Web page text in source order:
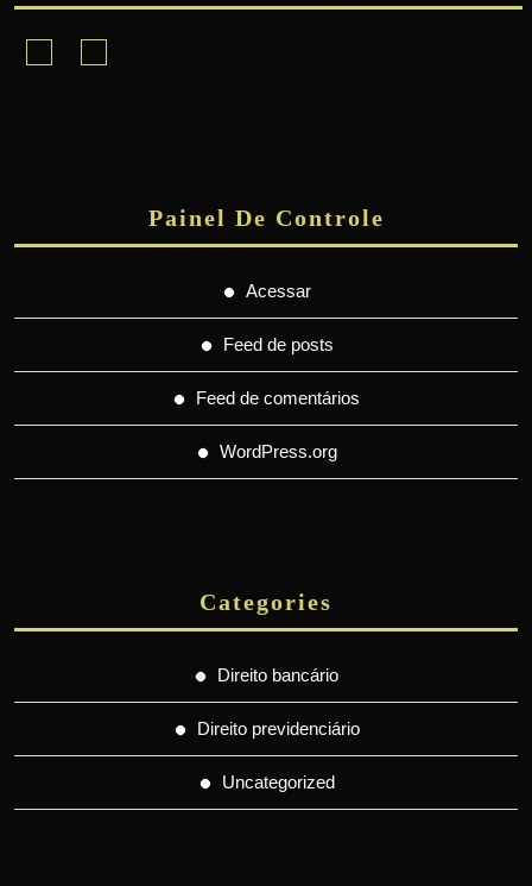
Facebook
Painel De Controle
Acessar
Feed de posts
Feed de comentários
WordPress.org
Categories
Direito bancário
Direito previdenciário
Uncategorized